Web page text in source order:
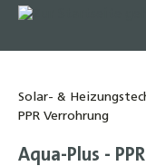
springen
Solar- &
PPR Verrohrung
Aqua-Plus -